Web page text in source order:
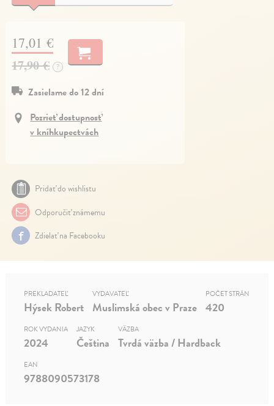
17,01 €
17,90 €
?
Zasielame do 12 dní
Pozrieť dostupnosť
v kníhkupectvách
Pridať do wishlistu
Odporučiť známemu
Zdielať na Facebooku
PREKLADATEĽ
Hýsek Robert
VYDAVATEĽ
Muslimská obec v Praze
POČET STRÁN
420
ROK VYDANIA
2024
JAZYK
Čeština
VÄZBA
Tvrdá väzba / Hardback
EAN
9788090573178